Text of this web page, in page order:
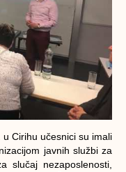
Cirihu učesnici su imali
javnih službi za
slučaj nezaposlenosti,